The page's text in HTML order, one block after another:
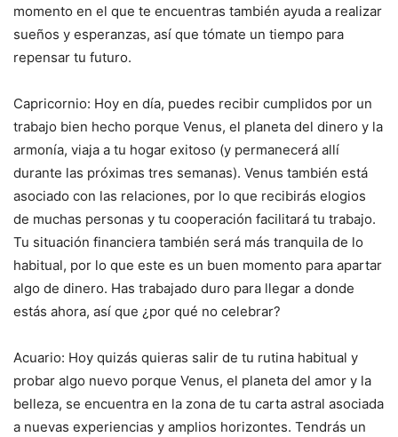
momento en el que te encuentras también ayuda a realizar
sueños y esperanzas, así que tómate un tiempo para
repensar tu futuro.
Capricornio: Hoy en día, puedes recibir cumplidos por un
trabajo bien hecho porque Venus, el planeta del dinero y la
armonía, viaja a tu hogar exitoso (y permanecerá allí
durante las próximas tres semanas). Venus también está
asociado con las relaciones, por lo que recibirás elogios
de muchas personas y tu cooperación facilitará tu trabajo.
Tu situación financiera también será más tranquila de lo
habitual, por lo que este es un buen momento para apartar
algo de dinero. Has trabajado duro para llegar a donde
estás ahora, así que ¿por qué no celebrar?
Acuario: Hoy quizás quieras salir de tu rutina habitual y
probar algo nuevo porque Venus, el planeta del amor y la
belleza, se encuentra en la zona de tu carta astral asociada
a nuevas experiencias y amplios horizontes. Tendrás un